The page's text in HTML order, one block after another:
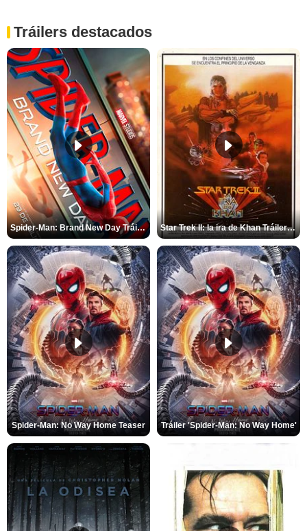
Tráilers destacados
Spider-Man: Brand New Day Tráiler (3) Star Trek II: la ira de Khan Tráiler VO
Spider-Man: No Way Home Teaser Tráiler 'Spider-Man: No Way Home'